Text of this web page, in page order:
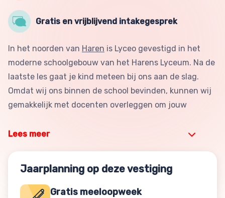
Gratis en vrijblijvend intakegesprek
In het noorden van Haren is Lyceo gevestigd in het
moderne schoolgebouw van het Harens Lyceum. Na de
laatste les gaat je kind meteen bij ons aan de slag.
Omdat wij ons binnen de school bevinden, kunnen wij
gemakkelijk met docenten overleggen om jouw
Lees meer
Jaarplanning op deze vestiging
Gratis meeloopweek